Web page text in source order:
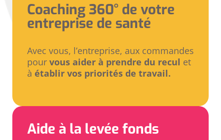
Coaching 360° de votre
entreprise de santé
Avec vous, l’entreprise, aux commandes
pour vous aider à prendre du recul et
à établir vos priorités de travail.
Aide à la levée fonds